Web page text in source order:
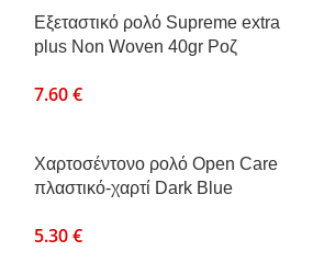
Εξεταστικό ρολό Supreme extra
plus Non Woven 40gr Ροζ
7.60€
Χαρτοσέντονο ρολό Open Care
πλαστικό-χαρτί Dark Blue
5.30€